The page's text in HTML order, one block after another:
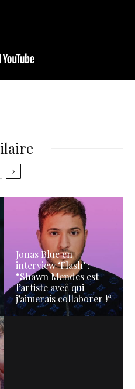
Jonas Blue en
interview ‘Flash’ :
“Shawn Mendes est
l’artiste avec qui
j’aimerais collaborer !“